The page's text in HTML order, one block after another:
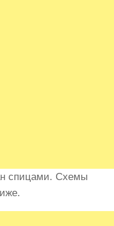
спицами. Схемы